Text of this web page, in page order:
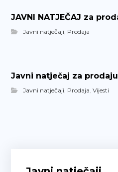
JAVNI NATJEČAJ za
Javni natječaji, Prodaja
Javni natječaj za
Javni natječaji, Prodaja,Vijesti